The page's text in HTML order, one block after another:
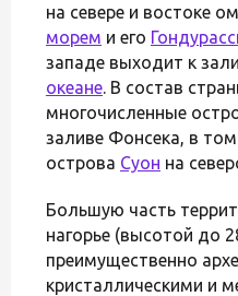
на севере и востоке
морем и его
западе выходит к
океане. В состав
многочисленные
заливе Фонсека, в
острова Суон на
Большую часть
нагорье (высотой до
преимущественно
кристаллическими и